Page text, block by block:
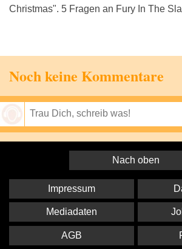
Christmas". 5 Fragen an Fury In The
Noch keine Kommentare
Nach oben
Impressum
Mediadaten
AGB